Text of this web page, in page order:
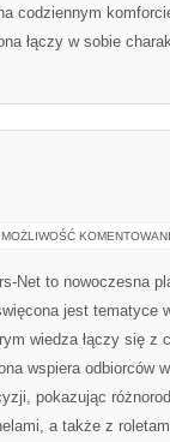
codziennym
łączy w sobie
MOŻLIWOŚĆ
Net to nowoczesna
jest tematyce
wiedza łączy się z
wspiera odbiorców
pokazując
a także z